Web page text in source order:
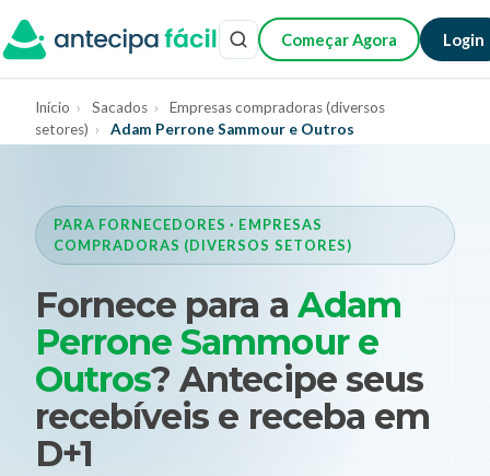
Começar Agora Login
Início › Sacados ›
Empresas compradoras (diversos
setores) › Adam Perrone Sammour e Outros
PARA FORNECEDORES · EMPRESAS
COMPRADORAS (DIVERSOS SETORES)
Fornece para a Adam
Perrone Sammour e
Outros? Antecipe seus
recebíveis e receba em
D+1